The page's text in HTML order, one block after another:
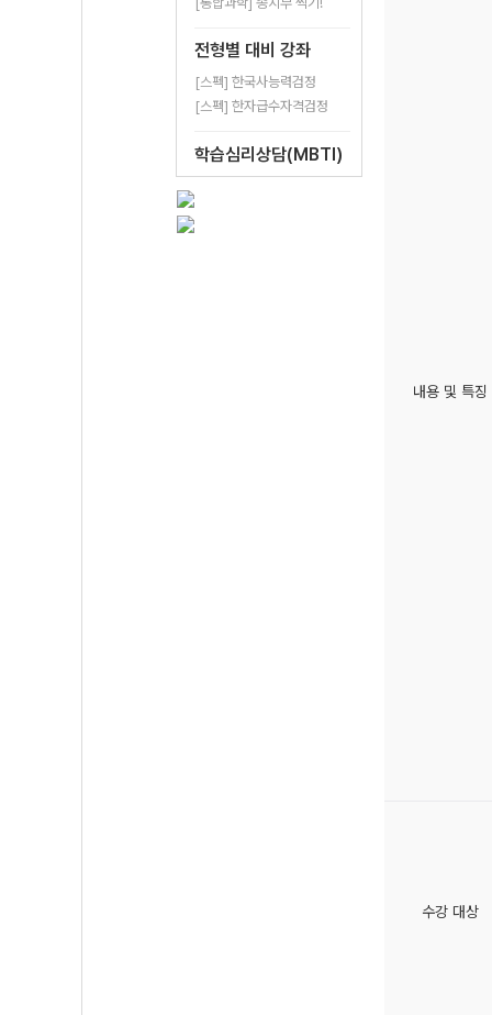
전형별 대비 강좌
[스펙] 한국사능력검정
[스펙] 한자급수자격검정
학습심리상담(MBTI)
내용 및 특징
수강 대상